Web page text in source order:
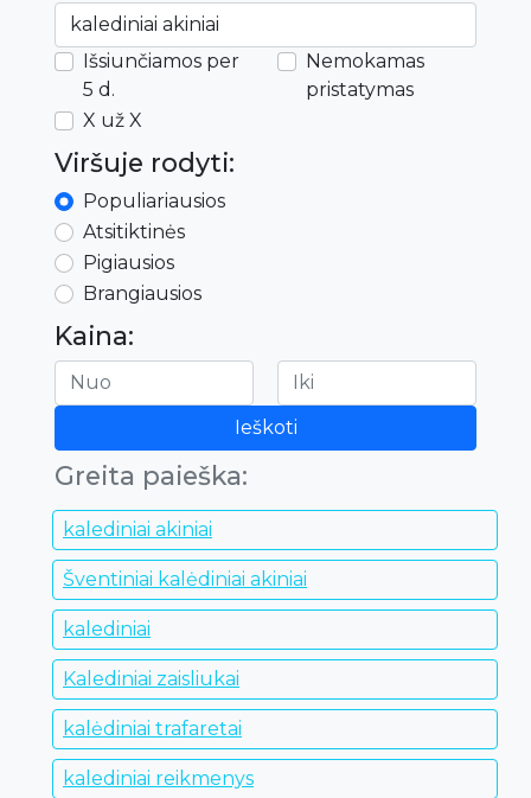
Išsiunčiamos per
5 d.
Nemokamas
pristatymas
X už X
Viršuje rodyti:
Populiariausios
Atsitiktinės
Pigiausios
Brangiausios
Kaina:
Ieškoti
Greita paieška:
kalediniai akiniai
Šventiniai kalėdiniai akiniai
kalediniai
Kalediniai zaisliukai
kalėdiniai trafaretai
kalediniai reikmenys